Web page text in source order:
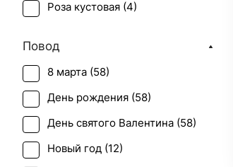
Роза кустовая (4)
Повод
8 марта (58)
День рождения (58)
День святого Валентина (58)
Новый год (12)